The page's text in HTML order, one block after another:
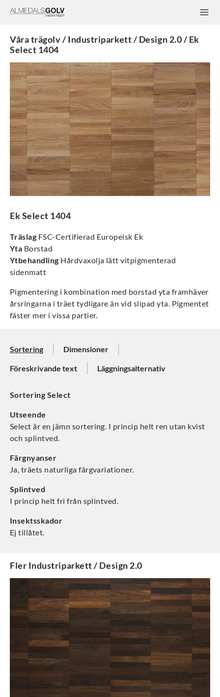
Våra trägolv / Industriparkett / Design 2.0 / Ek
Select 1404
Ek Select 1404
Träslag FSC-Certifierad Europeisk Ek
Yta Borstad
Ytbehandling Hårdvaxolja lätt vitpigmenterad
sidenmatt
Pigmentering i kombination med borstad yta framhäver
årsringarna i träet tydligare än vid slipad yta. Pigmentet
fäster mer i vissa partier.
Sortering Dimensioner
Föreskrivande text Läggningsalternativ
Sortering Select
Utseende
Select är en jämn sortering. I princip helt ren utan kvist
och splintved.
Färgnyanser
Ja, träets naturliga färgvariationer.
Splintved
I princip helt fri från splintved.
Insektsskador
Ej tillåtet.
Fler Industriparkett / Design 2.0